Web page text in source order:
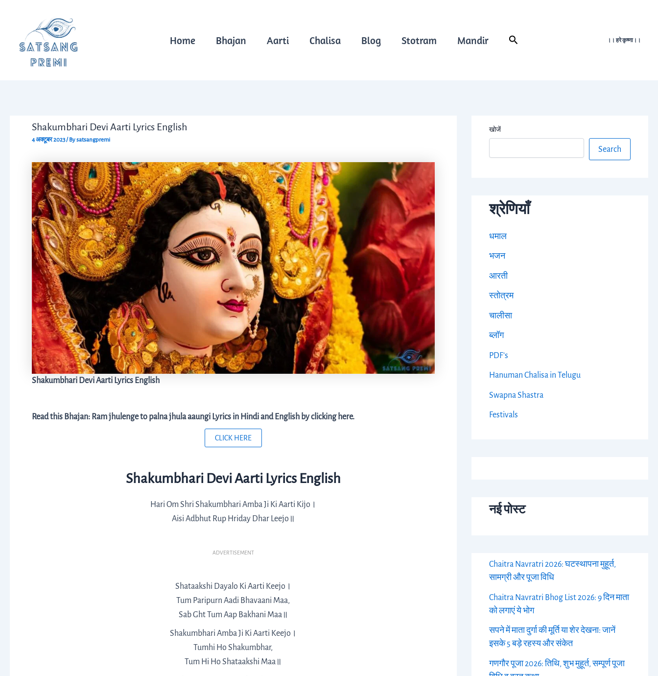
Home Bhajan Aarti Chalisa Blog Stotram Mandir Search ।। हरे कृष्णा।।
Shakumbhari Devi Aarti Lyrics English
4 अक्टूबर 2023/ Bysatsangpremi
Shakumbhari Devi Aarti Lyrics English
Read this Bhajan: Ram jhulenge to palna jhula aaungi Lyrics in Hindi and English by clicking here.
CLICK HERE
Shakumbhari Devi Aarti Lyrics English
Hari Om Shri Shakumbhari Amba Ji Ki Aarti Kijo।
Aisi Adbhut Rup Hriday Dhar Leejo॥
ADVERTISEMENT
Shataakshi Dayalo Ki Aarti Keejo।
Tum Paripurn Aadi Bhavaani Maa,
Sab Ght Tum Aap Bakhani Maa॥
Shakumbhari Amba Ji Ki Aarti Keejo।
Tumhi Ho Shakumbhar,
Tum Hi Ho Shataakshi Maa॥
navigation
खोजें
Search
श्रेणियाँ
धमाल
भजन
आरती
स्तोत्रम
चालीसा
ब्लॉग
PDF's
Hanuman Chalisa in Telugu
Swapna Shastra
Festivals
नई पोस्ट
Chaitra Navratri 2026: घटस्थापना मुहूर्त,
सामग्री और पूजा विधि
Chaitra Navratri Bhog List 2026: 9 दिन माता
को लगाएं ये भोग
सपने में माता दुर्गा की मूर्ति या शेर देखना: जानें
इसके 5 बड़े रहस्य और संकेत
गणगौर पूजा 2026: तिथि, शुभ मुहूर्त, सम्पूर्ण पूजा